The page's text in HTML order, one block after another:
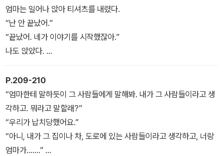
엄마가 말했다. 나는 씩 웃었다.
“잘 자, 글씨 공아. 잘 자, 요새야. 잘 자, 깔개야.”
“잘 자, 공기야.”
“잘 자, 온갖 소음아.”
“잘 자, 잭.”
“잘 자, 엄마. 참, 벌레들도. 벌레들 잊지 마.”
“잘 자라. 잘 자라. 벌레야, 물지 마.”
엄마는 일어나 앉아 티셔츠를 내렸다.
“난 안 끝났어.”
“끝났어. 네가 이야기를 시작했잖아.”
나도 앉았다.
“왜 나랑 같이 방에서 사는 게 싫어?”
엄마는 나를 단단히 잡았다.
“엄마는 언제든지 너랑 같이 있는 게 좋아.”
“하지만 방이 작고 구리다고 했잖아.”
“아, 잭.”
엄마는 잠시 아무 말도 하지 않았다.
“그래, 난 바깥에서 사는 게 더 좋아. 하지만 너랑 같이.”
P.209-210
“엄마한테 말하듯이 그 사람들에게 말해봐. 내가 그 사람들이라고 생
각하고. 뭐라고 말할래?”
“우리가 납치당했어요.”
“아니, 내가 그 집이나 차, 도로에 있는 사람들이라고 생각하고, 너랑
엄마가…….”